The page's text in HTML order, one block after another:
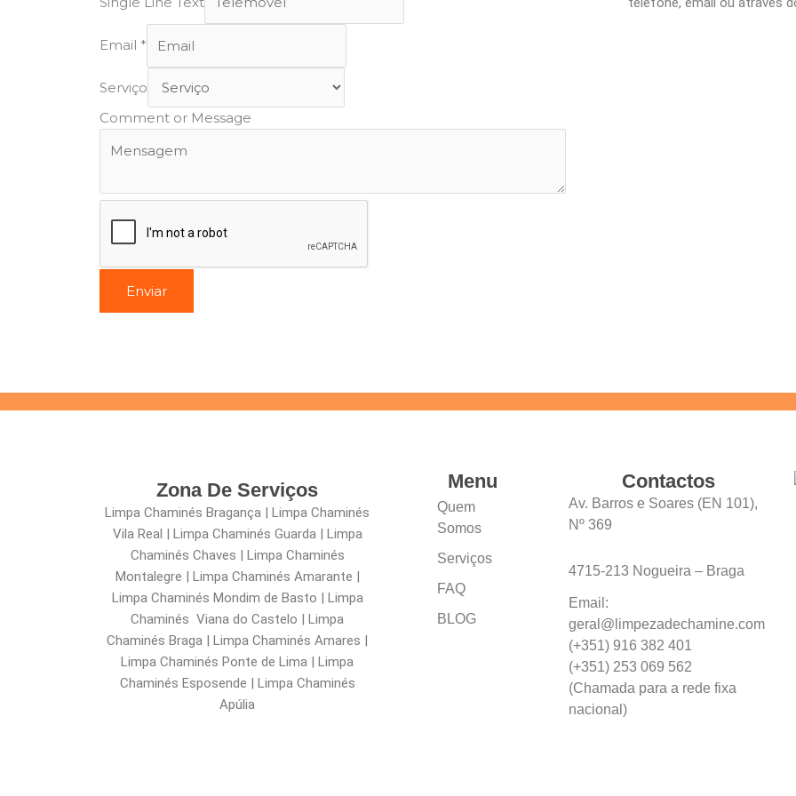
Email *
Serviço
Comment or Message
Enviar
Zona De Serviços
Limpa Chaminés Bragança | Limpa Chaminés
Vila Real | Limpa Chaminés Guarda | Limpa
Chaminés Chaves | Limpa Chaminés
Montalegre | Limpa Chaminés Amarante |
Limpa Chaminés Mondim de Basto | Limpa
Chaminés Viana do Castelo | Limpa
Chaminés Braga | Limpa Chaminés Amares |
Limpa Chaminés Ponte de Lima | Limpa
Chaminés Esposende | Limpa Chaminés
Apúlia
Menu
Quem
Somos
Serviços
FAQ
BLOG
Contactos
Av. Barros e Soares (EN 101),
Nº 369
4715-213 Nogueira – Braga
Email:
geral@limpezadechamine.com
(+351) 916 382 401
(+351) 253 069 562
(Chamada para a rede fixa
nacional)